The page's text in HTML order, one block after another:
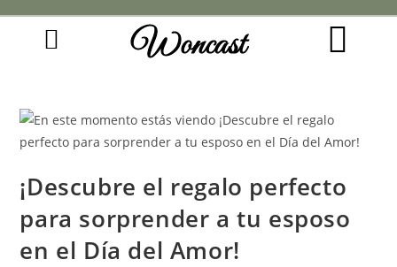
Woncast
¡Descubre el regalo perfecto
para sorprender a tu esposo
en el Día del Amor!